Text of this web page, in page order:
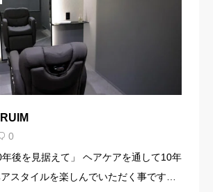
0
後を見据えて」 ヘアケアを通して10年
スタイルを楽しんでいただく事です。